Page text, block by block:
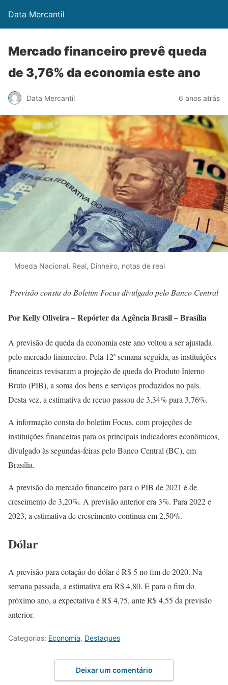
Data Mercantil
Mercado financeiro prevê queda
de 3,76% da economia este ano
Data Mercantil 6 anos atrás
Moeda Nacional, Real, Dinheiro, notas de real
Previsão consta do Boletim Focus divulgado pelo Banco Central
Por Kelly Oliveira – Repórter da Agência Brasil – Brasília
A previsão de queda da economia este ano voltou a ser ajustada
pelo mercado financeiro. Pela 12ª semana seguida, as instituições
financeiras revisaram a projeção de queda do Produto Interno
Bruto (PIB), a soma dos bens e serviços produzidos no país.
Desta vez, a estimativa de recuo passou de 3,34% para 3,76%.
A informação consta do boletim Focus, com projeções de
instituições financeiras para os principais indicadores econômicos,
divulgado às segundas-feiras pelo Banco Central (BC), em
Brasília.
A previsão do mercado financeiro para o PIB de 2021 é de
crescimento de 3,20%. A previsão anterior era 3%. Para 2022 e
2023, a estimativa de crescimento continua em 2,50%.
Dólar
A previsão para cotação do dólar é R$ 5 no fim de 2020. Na
semana passada, a estimativa era R$ 4,80. E para o fim do
próximo ano, a expectativa é R$ 4,75, ante R$ 4,55 da previsão
anterior.
Categorias: Economia, Destaques
Deixar um comentário